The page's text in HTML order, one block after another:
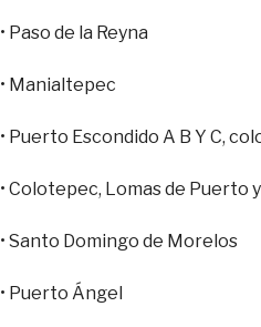
• Paso de la Reyna
• Manialtepec
• Puerto Escondido A B Y C,
• Colotepec, Lomas de Puerto
• Santo Domingo de Morelos
• Puerto Ángel